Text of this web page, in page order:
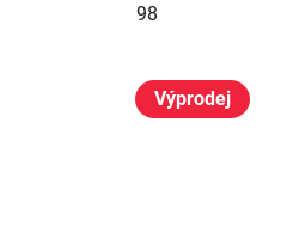
98
Výprodej